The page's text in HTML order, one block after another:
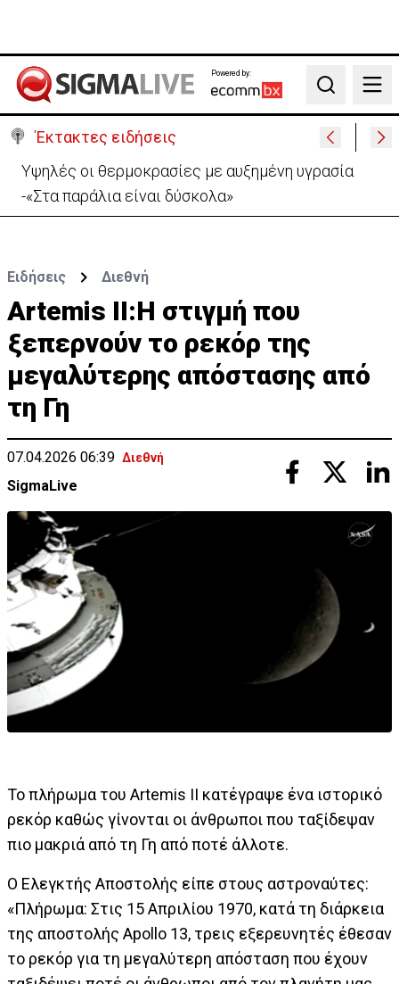
Powered by:
Search
Έκτακτες ειδήσεις
«Βολές» ΠτΔ σε ΔΗΣΥ και ΑΚΕΛ: «Το πάρτι έχει
τελειώσει με τους διορισμούς»
Ειδήσεις Διεθνή
Artemis II:Η στιγμή που
ξεπερνούν το ρεκόρ της
μεγαλύτερης απόστασης από
τη Γη
07.04.2026 06:39 Διεθνή
SigmaLive
Το πλήρωμα του Artemis II κατέγραψε ένα ιστορικό
ρεκόρ καθώς γίνονται οι άνθρωποι που ταξίδεψαν
πιο μακριά από τη Γη από ποτέ άλλοτε.
Ο Ελεγκτής Αποστολής είπε στους αστροναύτες:
«Πλήρωμα: Στις 15 Απριλίου 1970, κατά τη διάρκεια
της αποστολής Apollo 13, τρεις εξερευνητές έθεσαν
το ρεκόρ για τη μεγαλύτερη απόσταση που έχουν